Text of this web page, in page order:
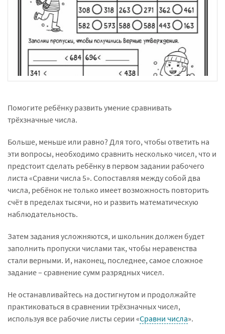
Помогите ребёнку развить умение сравнивать
трёхзначные числа.
Больше, меньше или равно? Для того, чтобы ответить на
эти вопросы, необходимо сравнить несколько чисел, что и
предстоит сделать ребёнку в первом задании рабочего
листа «Сравни числа 5». Сопоставляя между собой два
числа, ребёнок не только имеет возможность повторить
счёт в пределах тысячи, но и развить математическую
наблюдательность.
Затем задания усложняются, и школьник должен будет
заполнить пропуски числами так, чтобы неравенства
стали верными. И, наконец, последнее, самое сложное
задание – сравнение сумм разрядных чисел.
Не останавливайтесь на достигнутом и продолжайте
практиковаться в сравнении трёхзначных чисел,
используя все рабочие листы серии «Сравни числа».